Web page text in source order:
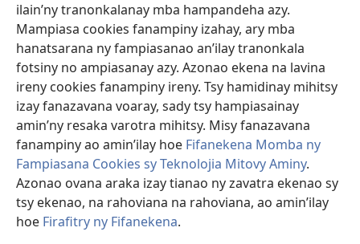
ilain’ny tranonkalanay mba hampandeha azy.
Mampiasa cookies fanampiny izahay, ary mba
hanatsarana ny fampiasanao an’ilay tranonkala
fotsiny no ampiasanay azy. Azonao ekena na lavina
ireny cookies fanampiny ireny. Tsy hamidinay mihitsy
izay fanazavana voaray, sady tsy hampiasainay
amin’ny resaka varotra mihitsy. Misy fanazavana
fanampiny ao amin’ilay hoe Fifanekena Momba ny
Fampiasana Cookies sy Teknolojia Mitovy Aminy.
Azonao ovana araka izay tianao ny zavatra ekenao sy
tsy ekenao, na rahoviana na rahoviana, ao amin’ilay
hoe Firafitry ny Fifanekena.
FITEHIRIZAM-BOKIN’NY Vavolombelon’i Jehovah
(manokatra
rohy)
JW Hub
(manokatra
rohy)
JW Library
Watchtower Library ®
Copyright© 2026 Watch Tower Bible and Tract Society of Pennsylvania.
FIFANEKENA| FIFANEKENA MOMBA NY TSIAMBARATELO
NY FIFANEKENA